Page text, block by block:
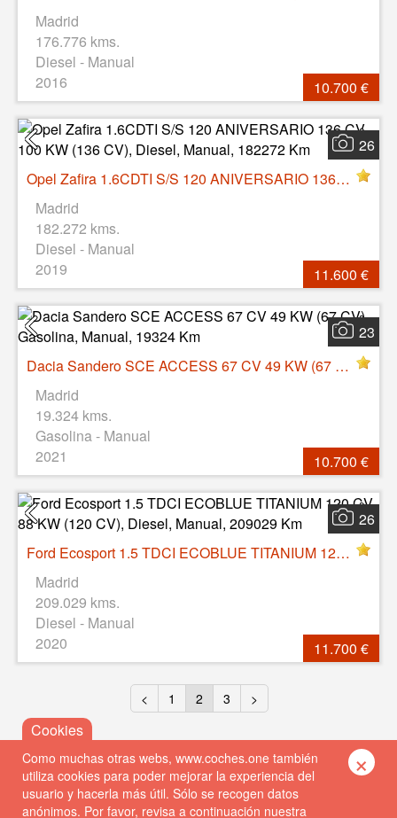
Madrid
176.776 kms.
Diesel - Manual
2016
10.700 €
26
Opel Zafira 1.6CDTI S/S 120 ANIVERSARIO 136 CV 100 KW (136 CV), Diesel, Manual, 182272 Km
Madrid
182.272 kms.
Diesel - Manual
2019
11.600 €
23
Dacia Sandero SCE ACCESS 67 CV 49 KW (67 CV), Gasolina, Manual, 19324 Km
Madrid
19.324 kms.
Gasolina - Manual
2021
10.700 €
26
Ford Ecosport 1.5 TDCI ECOBLUE TITANIUM 120 CV 88 KW (120 CV), Diesel, Manual, 209029 Km
Madrid
209.029 kms.
Diesel - Manual
2020
11.700 €
< 1 2 3 >
Como muchas otras webs, www.coches.one también
utiliza cookies para poder mejorar la experiencia del
usuario y hacerla más útil. Sólo se recogen datos
anónimos. Por favor, revisa a continuación nuestra
×